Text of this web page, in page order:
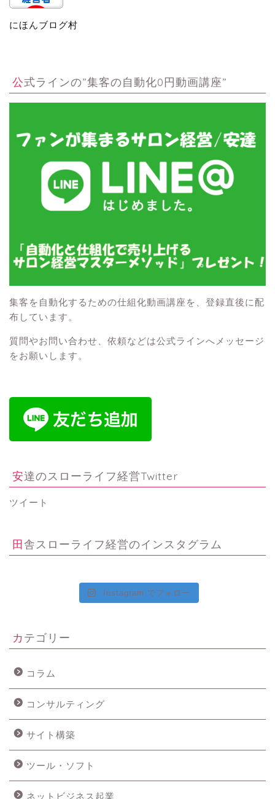
にほんブログ村
公式ラインの”集客の自動化0円動画講座”
集客を自動化するための仕組化動画講座を、登録直後に配
布しています。
質問やお問い合わせ、依頼などは公式ラインへメッセージ
をお願いします。
安達のスローライフ経営Twitter
ツイート
田舎スローライフ経営のインスタグラム
Instagram でフォロー
カテゴリー
コラム
コンサルティング
サイト構築
ツール・ソフト
ネットビジネス起業